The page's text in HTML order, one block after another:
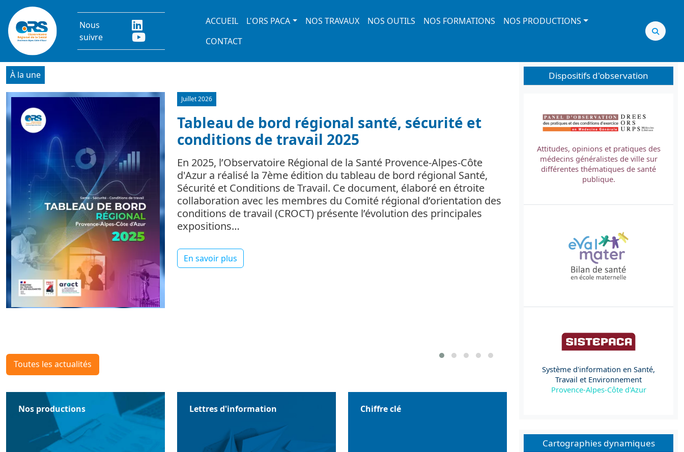
Aller au contenu principal
Nous
suivre
Main navigation
ACCUEIL L'ORS PACA NOS TRAVAUX NOS OUTILS NOS FORMATIONS
NOS PRODUCTIONS
CONTACT
À la une
Juillet 2026
Tableau de bord régional santé, sécurité et
conditions de travail 2025
En 2025, l’Observatoire Régional de la Santé Provence-Alpes-Côte
d'Azur a réalisé la 7ème édition du tableau de bord régional Santé,
Sécurité et Conditions de Travail. Ce document, élaboré en étroite
collaboration avec les membres du Comité régional d’orientation des
conditions de travail (CROCT) présente l’évolution des principales
expositions…
En savoir plus
Toutes les actualités
Nos productions Lettres d'information Chiffre clé
Dispositifs d'observation
Attitudes, opinions et pratiques des
médecins généralistes de ville sur
différentes thématiques de santé
publique.
Système d'information en Santé,
Travail et Environnement
Provence-Alpes-Côte d'Azur
Cartographies dynamiques